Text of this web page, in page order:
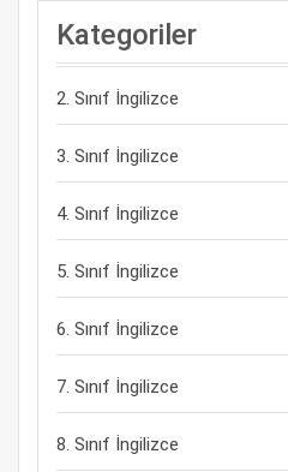
Kategoriler
2. Sınıf İngilizce
3. Sınıf İngilizce
4. Sınıf İngilizce
5. Sınıf İngilizce
6. Sınıf İngilizce
7. Sınıf İngilizce
8. Sınıf İngilizce